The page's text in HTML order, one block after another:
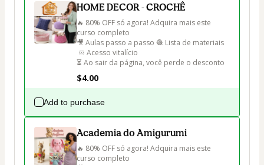
HOME DECOR - CROCHÊ
🔥 80% OFF só agora! Adquira mais este
curso completo
🎥 Aulas passo a passo 🧶 Lista de materiais
⏳ Ao sair da página, você perde o desconto
$4.00
Add to purchase
Academia do Amigurumi
🔥 80% OFF só agora! Adquira mais este
curso completo